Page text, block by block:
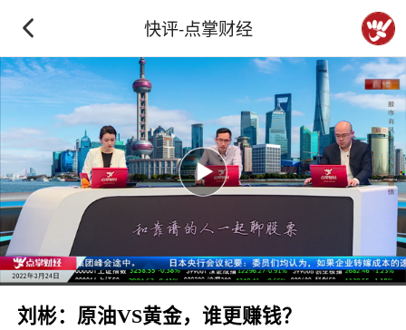
快评-点掌财经
刘彬：原油VS黄金，谁更赚钱？